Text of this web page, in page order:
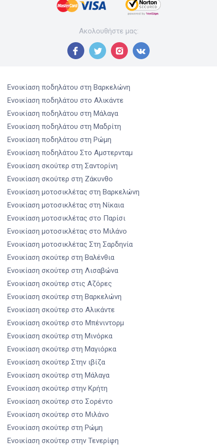
Ακολουθήστε μας:
Ενοικίαση ποδηλάτου στη Βαρκελώνη
Ενοικίαση ποδηλάτου στο Αλικάντε
Ενοικίαση ποδηλάτου στη Μάλαγα
Ενοικίαση ποδηλάτου στη Μαδρίτη
Ενοικίαση ποδηλάτου στη Ρώμη
Ενοικίαση ποδηλάτου Στο Αμστερνταμ
Ενοικίαση σκούτερ στη Σαντορίνη
Ενοικίαση σκούτερ στη Ζάκυνθο
Ενοικίαση μοτοσικλέτας στη Βαρκελώνη
Ενοικίαση μοτοσικλέτας στη Νίκαια
Ενοικίαση μοτοσικλέτας στο Παρίσι
Ενοικίαση μοτοσικλέτας στο Μιλάνο
Ενοικίαση μοτοσικλέτας Στη Σαρδηνία
Ενοικίαση σκούτερ στη Βαλένθια
Ενοικίαση σκούτερ στη Λισαβώνα
Ενοικίαση σκούτερ στις Αζόρες
Ενοικίαση σκούτερ στη Βαρκελώνη
Ενοικίαση σκούτερ στο Αλικάντε
Ενοικίαση σκούτερ στο Μπένιντορμ
Ενοικίαση σκούτερ στη Μινόρκα
Ενοικίαση σκούτερ στη Μαγιόρκα
Ενοικίαση σκούτερ Στην ιβίζα
Ενοικίαση σκούτερ στη Μάλαγα
Ενοικίαση σκούτερ στην Κρήτη
Ενοικίαση σκούτερ στο Σορέντο
Ενοικίαση σκούτερ στο Μιλάνο
Ενοικίαση σκούτερ στη Ρώμη
Ενοικίαση σκούτερ στην Τενερίφη